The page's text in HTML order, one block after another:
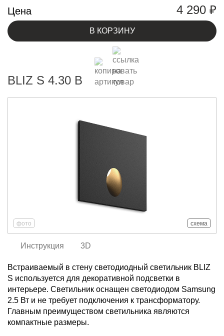
Цена 4 290 ₽
В КОРЗИНУ
BLIZ S 4.30 B
фото схема
Инструкция 3D
Встраиваемый в стену светодиодный светильник BLIZ
S используется для декоративной подсветки в
интерьере. Светильник оснащен светодиодом Samsung
2.5 Вт и не требует подключения к трансформатору.
Главным преимуществом светильника являются
компактные размеры.